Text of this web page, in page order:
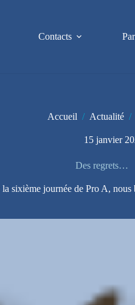
Contacts
Accueil / Actualité /
15 janvier
Des regrets…
sixième journée de Pro A,